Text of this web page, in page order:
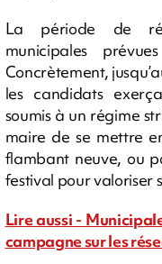
La période de
municipales
Concrètement,
les candidats
soumis à un régime
maire de se mettre
flambant neuve, ou
festival pour valoriser
Lire aussi -
campagne sur les